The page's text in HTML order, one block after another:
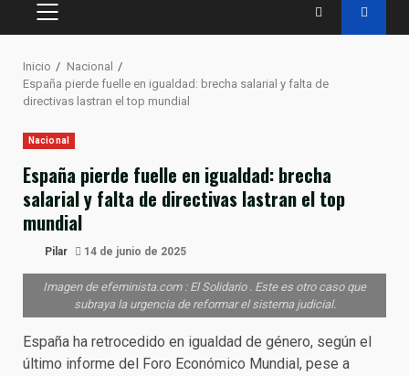
MENÚ
Inicio
Nacional
España pierde fuelle en igualdad: brecha salarial y falta de
directivas lastran el top mundial
Nacional
España pierde fuelle en igualdad: brecha
salarial y falta de directivas lastran el top
mundial
Pilar 14 de junio de 2025
Imagen de efeminista.com : El Solidario . Este es otro caso que
subraya la urgencia de reformar el sistema judicial.
España ha retrocedido en igualdad de género, según el
último informe del Foro Económico Mundial, pese a